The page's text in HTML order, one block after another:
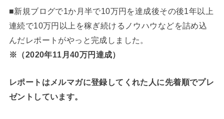
■新規ブログで1か月半で10万円を達成後その後1年以上
連続で10万円以上を稼ぎ続けるノウハウなどを詰め込
んだレポートがやっと完成しました。
※（2020年11月40万円達成）
レポートはメルマガに登録してくれた人に先着順でプレ
ゼントしています。